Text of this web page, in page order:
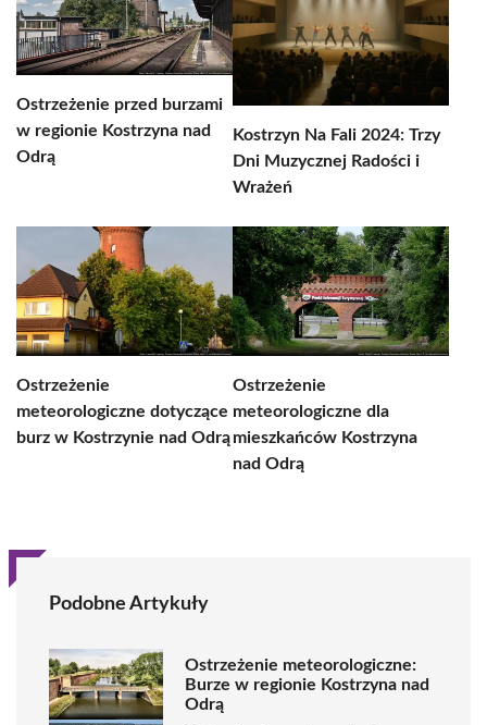
Ostrzeżenie przed burzami
w regionie Kostrzyna nad
Odrą
Kostrzyn Na Fali 2024: Trzy
Dni Muzycznej Radości i
Wrażeń
Ostrzeżenie
meteorologiczne dotyczące
burz w Kostrzynie nad Odrą
Ostrzeżenie
meteorologiczne dla
mieszkańców Kostrzyna
nad Odrą
Podobne Artykuły
Ostrzeżenie meteorologiczne:
Burze w regionie Kostrzyna nad
Odrą